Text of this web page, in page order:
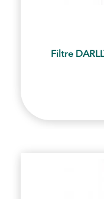
Filtre